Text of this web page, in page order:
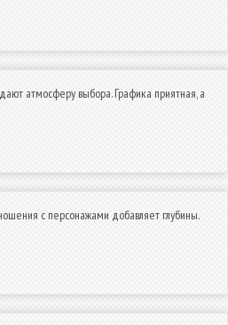
атмосферу выбора. Графика приятная, а
с персонажами добавляет глубины.